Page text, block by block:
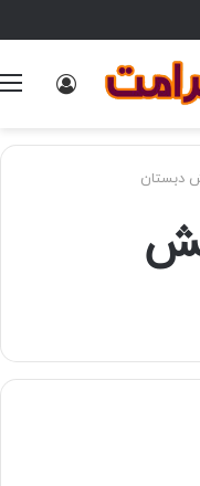
دبستان